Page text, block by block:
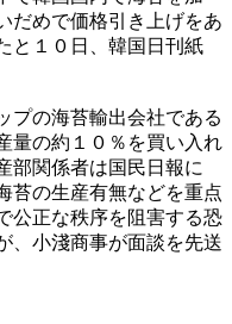
だめで価格引き上げをあ
と１０日、韓国日刊紙
プの海苔輸出会社である
量の約１０％を買い入れ
部関係者は国民日報に
苔の生産有無などを重点
公正な秩序を阻害する恐
、小淺商事が面談を先送